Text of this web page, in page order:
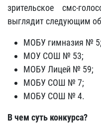
зрительское смс-
выглядит следующим
МОБУ гимназия № 5;
МОУ СОШ № 53;
МОБУ Лицей № 59;
МОБУ СОШ № 7;
МОБУ СОШ № 4.
В чем суть конкурса?